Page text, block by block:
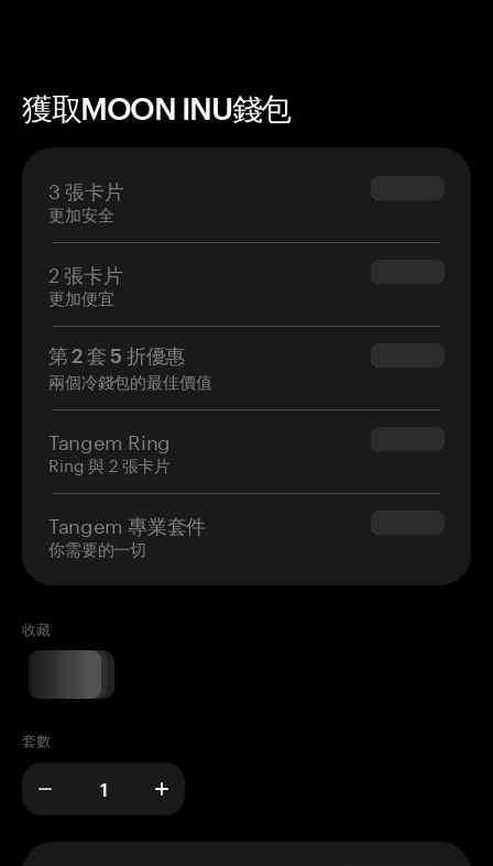
獲取MOON INU錢包
3 張卡片
更加安全
$69.90
2 張卡片
更加便宜
$54.90
第 2 套 5 折優惠
兩個冷錢包的最佳價值
$34.95
Tangem Ring
Ring 與 2 張卡片
$160.00
Tangem 專業套件
你需要的一切
$180.00
收藏
套數